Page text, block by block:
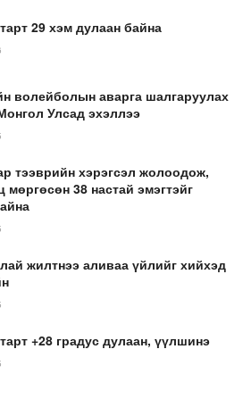
29 хэм дулаан байна
волейболын аварга шалгаруулах
Улсад эхэллээ
тээврийн хэрэгсэл жолоодож,
мөргөсөн 38 настай эмэгтэйг
жилтнээ аливаа үйлийг хийхэд
+28 градус дулаан, үүлшинэ